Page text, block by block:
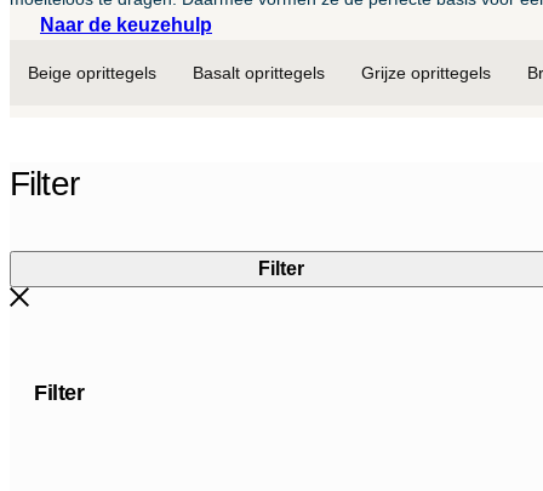
Naar de keuzehulp
Beige oprittegels Basalt oprittegels Grijze oprittegels
Filter
Filter
Filter